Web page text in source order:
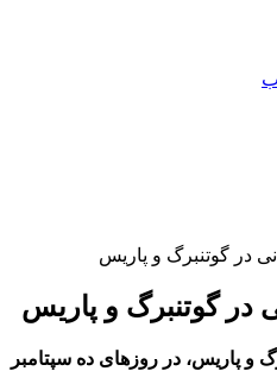
در گوتنبرگ و پاریس
در گوتنبرگ و پاریس
و پاریس، در روزهای ده سپتامبر